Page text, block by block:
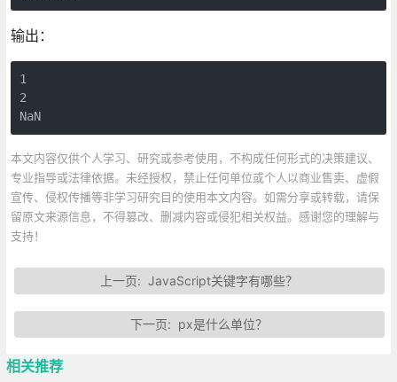
输出：
1
2
NaN
本文内容仅供个人学习、研究或参考使用，不构成任何形式的决策建议、
专业指导或法律依据。未经授权，禁止任何单位或个人以商业售卖、虚假
宣传、侵权传播等非学习研究目的使用本文内容。如需分享或转载，请保
留原文来源信息，不得篡改、删减内容或侵犯相关权益。感谢您的理解与
支持！
上一页:JavaScript关键字有哪些？
下一页: px是什么单位？
相关推荐